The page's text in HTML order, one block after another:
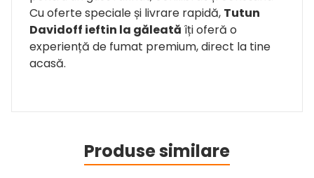
Cu oferte speciale și livrare rapidă, Tutun
Davidoff ieftin la găleată îți oferă o
experiență de fumat premium, direct la tine
acasă.
Produse similare